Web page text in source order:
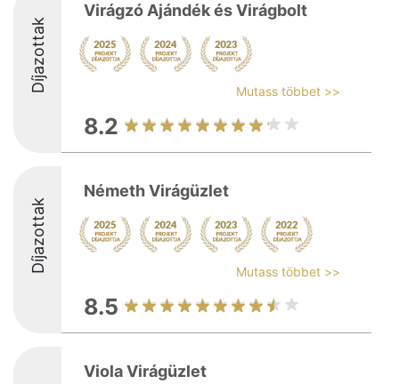
Díjazottak
Virágzó Ajándék és Virágbolt
Mutass többet >>
8.2
Díjazottak
Németh Virágüzlet
Mutass többet >>
8.5
Viola Virágüzlet